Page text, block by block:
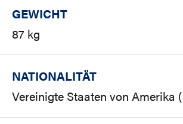
GEWICHT
87 kg
NATIONALITÄT
Vereinigte Staaten von Amerika